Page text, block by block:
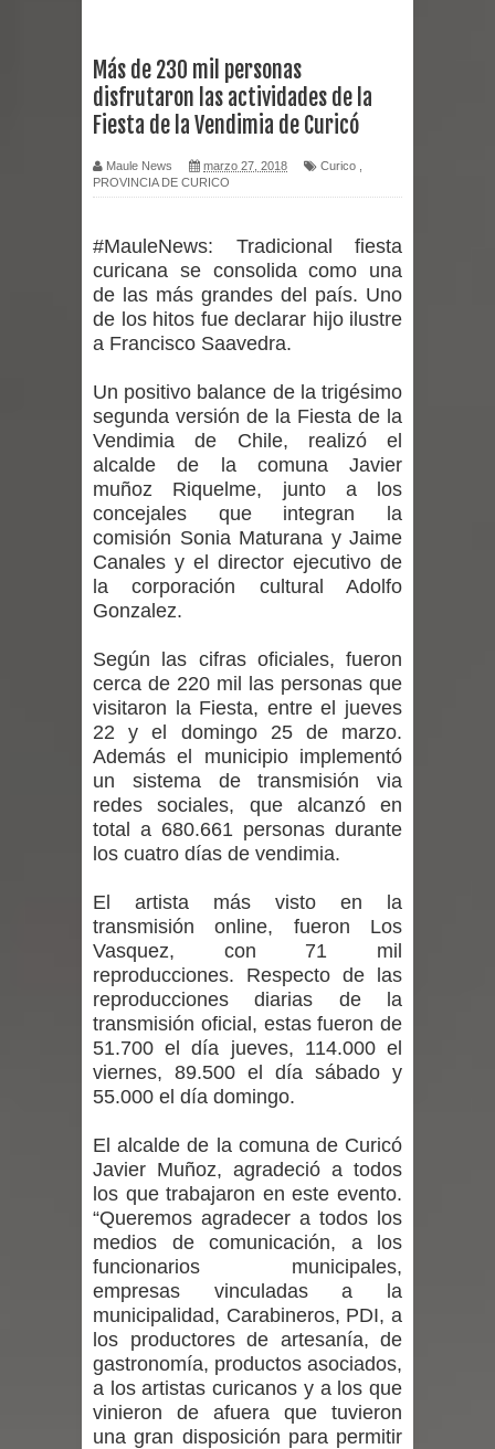
virus respiratorios
Empedrado desarrolló con éxito el
desafío guerreros 2026
regresa de Brasil tras impulsar un
intercambio musical y pedagógico
con comunidades escolares
Alta positividad en influenza hace que
expertos reiteren llamado a
vacunarse
Mario Meza endurece críticas contra
ministra de Salud por dejar fuera a
Seremi de Desarrollo Social y Familia
mantiene despliegue para apoyar a
niños y adolescentes durante la
emergencia.
Del anime al K-pop: especialistas U.
de Chile analizan el creciente interés
por las culturas japonesa y coreana
Renuncia del seremi Minvu en el
Maule golpea al Gobierno en medio de
denuncias por viviendas sociales en
Talca
Diputado Jorge Guzmán rechaza
proyecto de interconexión eléctrica
en la alta cordillera del Maule por su
impacto ambiental
INDAP entregó $189 millones en
incentivos a usuarios de PRODESAL
Más de 230 mil personas
disfrutaron las actividades de la
Fiesta de la Vendimia de Curicó
Maule News marzo 27, 2018 Curico
PROVINCIA DE CURICO
#MauleNews: Tradicional fiesta
curicana se consolida como una
de las más grandes del país. Uno
de los hitos fue declarar hijo ilustre
a Francisco Saavedra.
Un positivo balance de la trigésimo
segunda versión de la Fiesta de la
Vendimia de Chile, realizó el
alcalde de la comuna Javier
muñoz Riquelme, junto a los
concejales que integran la
comisión Sonia Maturana y Jaime
Canales y el director ejecutivo de
la corporación cultural Adolfo
Gonzalez.
Según las cifras oficiales, fueron
cerca de 220 mil las personas que
visitaron la Fiesta, entre el jueves
22 y el domingo 25 de marzo.
Además el municipio implementó
un sistema de transmisión via
redes sociales, que alcanzó en
total a 680.661 personas durante
los cuatro días de vendimia.
El artista más visto en la
transmisión online, fueron Los
Vasquez, con 71 mil
reproducciones. Respecto de las
reproducciones diarias de la
transmisión oficial, estas fueron de
51.700 el día jueves, 114.000 el
viernes, 89.500 el día sábado y
55.000 el día domingo.
El alcalde de la comuna de Curicó
Javier Muñoz, agradeció a todos
los que trabajaron en este evento.
“Queremos agradecer a todos los
medios de comunicación, a los
funcionarios municipales,
empresas vinculadas a la
municipalidad, Carabineros, PDI, a
los productores de artesanía, de
gastronomía, productos asociados,
a los artistas curicanos y a los que
vinieron de afuera que tuvieron
una gran disposición para permitir